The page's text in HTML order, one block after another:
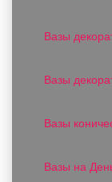
Вазы
Вазы
Вазы
Вазы на